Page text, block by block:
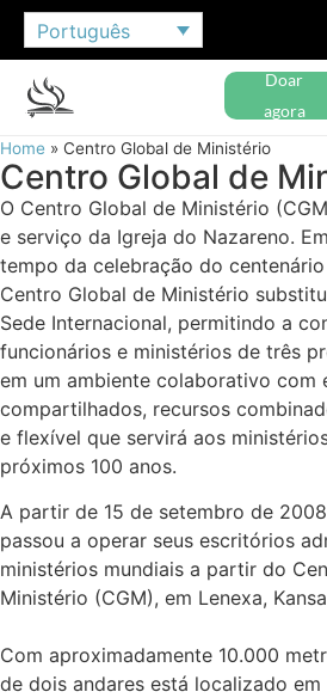
Português
Doar
agora
Home » Centro Global de Ministério
Centro Global de
O Centro Global de Ministério
e serviço da Igreja do Nazareno.
tempo da celebração do
Centro Global de Ministério
Sede Internacional, permitindo a
funcionários e ministérios de três
em um ambiente colaborativo com
compartilhados, recursos
e flexível que servirá aos
próximos 100 anos.
A partir de 15 de setembro de
passou a operar seus escritórios
ministérios mundiais a partir do
Ministério (CGM), em Lenexa,
Com aproximadamente 10.000
de dois andares está localizado